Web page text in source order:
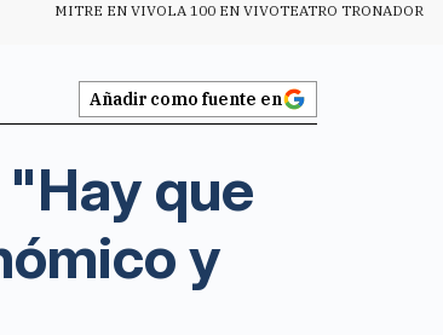
MITRE EN VIVOLA 100 EN VIVOTEATRO TRONADOR
Añadir como fuente en
que
y